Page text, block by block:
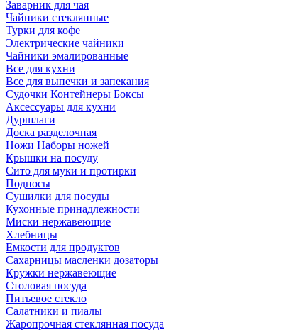
Заварник для чая
Чайники стеклянные
Турки для кофе
Электрические чайники
Чайники эмалированные
Все для кухни
Все для выпечки и запекания
Судочки Контейнеры Боксы
Аксессуары для кухни
Дуршлаги
Доска разделочная
Ножи Наборы ножей
Крышки на посуду
Сито для муки и протирки
Подносы
Сушилки для посуды
Кухонные принадлежности
Миски нержавеющие
Хлебницы
Емкости для продуктов
Сахарницы масленки дозаторы
Кружки нержавеющие
Столовая посуда
Питьевое стекло
Салатники и пиалы
Жаропрочная стеклянная посуда